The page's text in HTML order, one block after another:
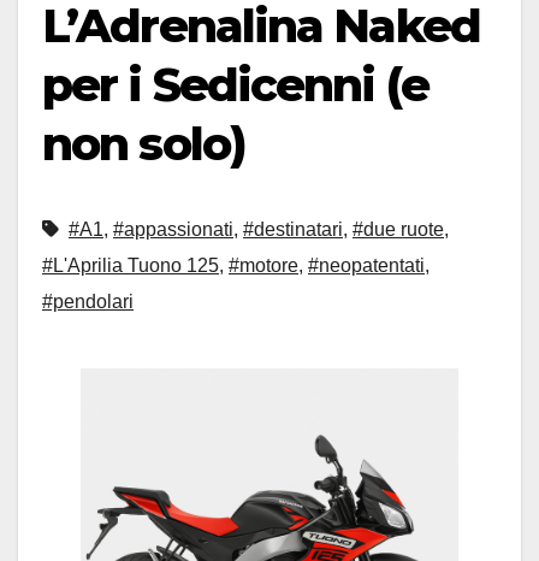
L’Adrenalina Naked
per i Sedicenni (e
non solo)
#A1, #appassionati, #destinatari, #due ruote,
#L'Aprilia Tuono 125, #motore, #neopatentati,
#pendolari